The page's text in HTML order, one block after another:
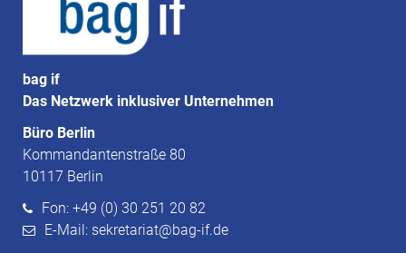
bag if
Das Netzwerk inklusiver Unternehmen
Büro Berlin
Kommandantenstraße 80
10117 Berlin
Fon: +49 (0) 30 251 20 82
E-Mail: sekretariat@bag-if.de